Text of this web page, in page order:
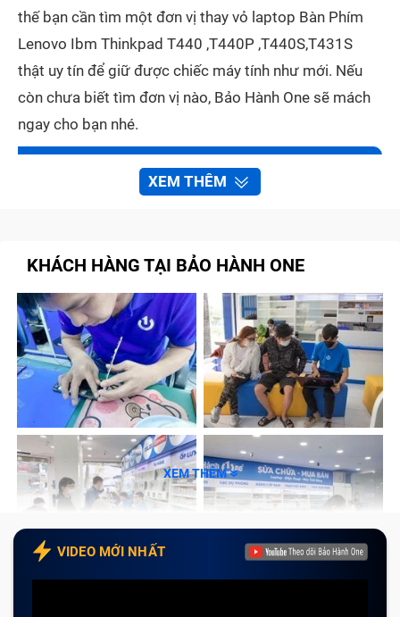
thế bạn cần tìm một đơn vị thay vỏ laptop Bàn Phím
Lenovo Ibm Thinkpad T440 ,T440P ,T440S,T431S
thật uy tín để giữ được chiếc máy tính như mới. Nếu
còn chưa biết tìm đơn vị nào, Bảo Hành One sẽ mách
ngay cho bạn nhé.
[Ẩn]
Những dấu hiệu nhận biết laptop Bàn Phím
Lenovo Ibm Thinkpad T440 ,T440P
,T440S,T431S cần được thay vỏ
Thay vỏ laptop Bàn Phím Lenovo Ibm
Thinkpad T440 ,T440P ,T440S,T431S nhanh
chóng và chất lượng tại Bảo Hành One
Quy trình thay vỏ laptop Bàn Phím Lenovo
Ibm Thinkpad T440 ,T440P ,T440S,T431S tại Bảo
Hành One
Cách giữ cho vỏ laptop Bàn Phím Lenovo Ibm
Thinkpad T440 ,T440P ,T440S,T431S không bị
trầy xước sau khi thay mới
Tạm kết
XEM THÊM
KHÁCH HÀNG TẠI BẢO HÀNH ONE
XEM THÊM
VIDEO MỚI NHẤT